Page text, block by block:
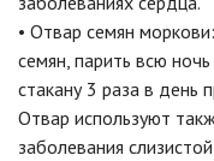
• Отвар семян
семян, парить всю
стакану 3 раза в день
Отвар используют
заболевания